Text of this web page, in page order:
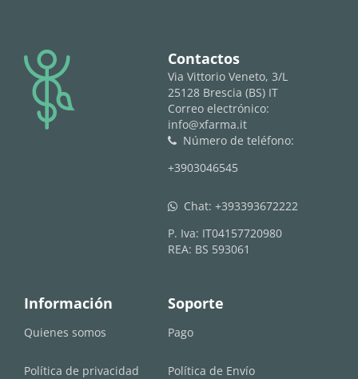
logo Contactos
Via Vittorio Veneto, 3/L
25128 Brescia (BS) IT
Correo electrónico:
info@xfarma.it
phone
Número de teléfono:
+3903046545
whatsapp Chat: +393393672222
P. Iva: IT04157720980
REA: BS 593061
Información
Quienes somos
Política de privacidad
Soporte
Pago
Política de Envío